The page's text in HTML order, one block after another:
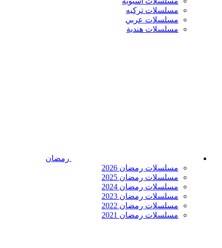
مسلسلات تركيه
مسلسلات عربي
مسلسلات هندية
رمضان
مسلسلات رمضان 2026
مسلسلات رمضان 2025
مسلسلات رمضان 2024
مسلسلات رمضان 2023
مسلسلات رمضان 2022
مسلسلات رمضان 2021